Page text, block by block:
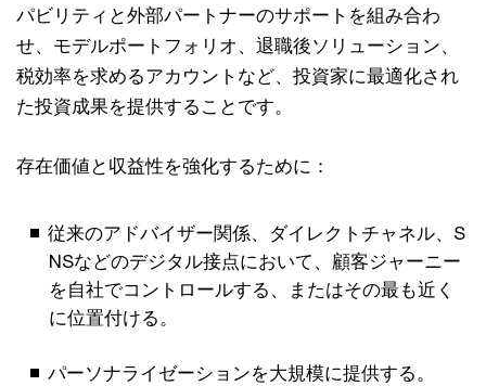
パビリティと外部パートナーのサポートを組み合わ
せ、モデルポートフォリオ、退職後ソリューション、
税効率を求めるアカウントなど、投資家に最適化され
た投資成果を提供することです。
存在価値と収益性を強化するために：
従来のアドバイザー関係、ダイレクトチャネル、S
NSなどのデジタル接点において、顧客ジャーニー
を自社でコントロールする、またはその最も近く
に位置付ける。
パーソナライゼーションを大規模に提供する。